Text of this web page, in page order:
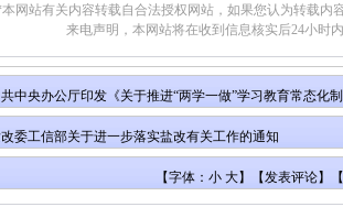
网站有关内容转载自合法授权网站，如果您认为转载内
来电声明，本网站将在收到信息核实后24小时
中央办公厅印发《关于推进“两学一做”学习教育常态化
委工信部关于进一步落实盐改有关工作的通知
【字体：小 大】【发表评论】【